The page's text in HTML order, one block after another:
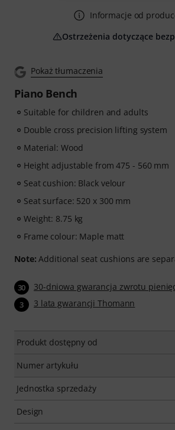
Pokaż tłumaczenia
Piano Bench
Suitable for children and adults
Double cross precision lifting system
Material: Wood
Height adjustable from 475 - 560 mm
Seat cushion: Black velour
Seat surface: 520 x 300 mm
Weight: 8.75 kg
Frame colour: Maple matt
Note: Additional seat cushions are
30 30-dniowa gwarancja zwrotu
3 3 lata gwarancji Thomann
Produkt dostępny od
Numer artykułu
Jednostka sprzedaży
Design
Informacje od
Ostrzeżenia dotyczące